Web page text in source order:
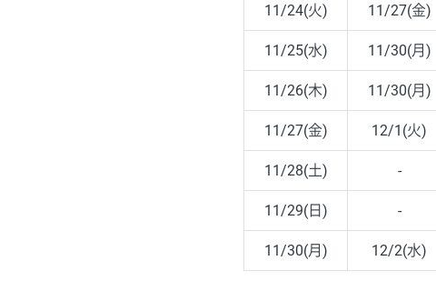
11/24(火) 11/27(金)
11/25(水) 11/30(月)
11/26(木) 11/30(月)
11/27(金) 12/1(火)
11/28(土) -
11/29(日) -
11/30(月) 12/2(水)